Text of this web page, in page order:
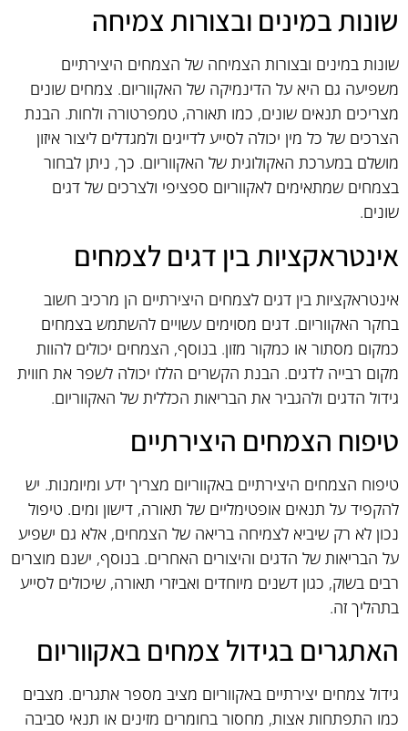
שונות במינים ובצורות צמיחה
שונות במינים ובצורות הצמיחה של הצמחים היצירתיים
משפיעה גם היא על הדינמיקה של האקווריום. צמחים שונים
מצריכים תנאים שונים, כמו תאורה, טמפרטורה ולחות. הבנת
הצרכים של כל מין יכולה לסייע לדייגים ולמגדלים ליצור איזון
מושלם במערכת האקולוגית של האקווריום. כך, ניתן לבחור
בצמחים שמתאימים לאקווריום ספציפי ולצרכים של דגים
שונים.
אינטראקציות בין דגים לצמחים
אינטראקציות בין דגים לצמחים היצירתיים הן מרכיב חשוב
בחקר האקווריום. דגים מסוימים עשויים להשתמש בצמחים
כמקום מסתור או כמקור מזון. בנוסף, הצמחים יכולים להוות
מקום רבייה לדגים. הבנת הקשרים הללו יכולה לשפר את חווית
גידול הדגים ולהגביר את הבריאות הכללית של האקווריום.
טיפוח הצמחים היצירתיים
טיפוח הצמחים היצירתיים באקווריום מצריך ידע ומיומנות. יש
להקפיד על תנאים אופטימליים של תאורה, דישון ומים. טיפול
נכון לא רק שיביא לצמיחה בריאה של הצמחים, אלא גם ישפיע
על הבריאות של הדגים והיצורים האחרים. בנוסף, ישנם מוצרים
רבים בשוק, כגון דשנים מיוחדים ואביזרי תאורה, שיכולים לסייע
בתהליך זה.
האתגרים בגידול צמחים באקווריום
גידול צמחים יצירתיים באקווריום מציב מספר אתגרים. מצבים
כמו התפתחות אצות, מחסור בחומרים מזינים או תנאי סביבה